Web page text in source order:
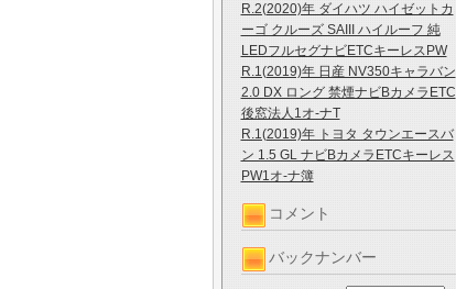
R.2(2020)年 ダイハツ ハイゼットカ
ーゴ クルーズ SAIII ハイルーフ 純
LEDフルセグナビETCキーレスPW
R.1(2019)年 日産 NV350キャラバン
2.0 DX ロング 禁煙ナビBカメラETC
後窓法人1オ-ナT
R.1(2019)年 トヨタ タウンエースバ
ン 1.5 GL ナビBカメラETCキーレス
PW1オ-ナ簿
コメント
バックナンバー